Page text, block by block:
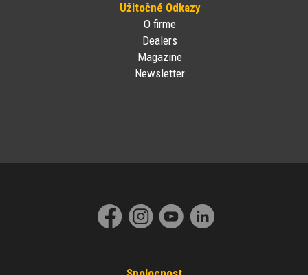
Užitočné Odkazy
O firme
Dealers
Magazine
Newsletter